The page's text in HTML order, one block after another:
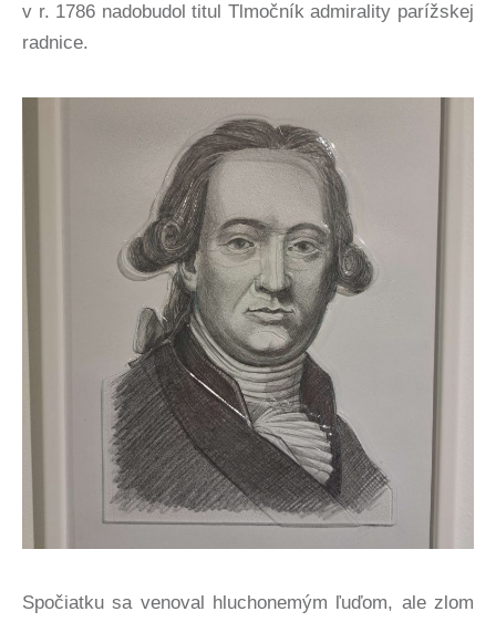
v r. 1786 nadobudol titul Tlmočník admirality parížskej
radnice.
Spočiatku sa venoval hluchonemým ľuďom, ale zlom